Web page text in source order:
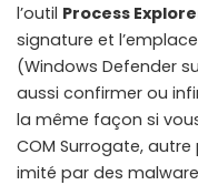
l’outil Process
signature et
(Windows Defender
aussi confirmer ou
la même façon si
COM Surrogate, autre
imité par des